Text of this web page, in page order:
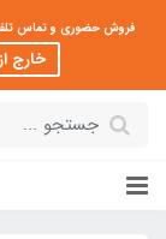
فروش حضوری و تماس تلفنی فقط از ساعت 11:30 صبح
خارج